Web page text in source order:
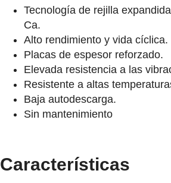
Tecnología de rejilla
Ca.
Alto rendimiento y vida cíclica.
Placas de espesor reforzado.
Elevada resistencia a las
Resistente a altas
Baja autodescarga.
Sin mantenimiento
Características